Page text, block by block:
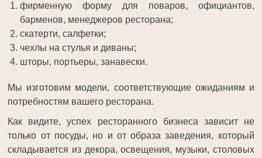
фирменную форму для поваров, официантов,
барменов, менеджеров ресторана;
скатерти, салфетки;
чехлы на стулья и диваны;
шторы, портьеры, занавески.
Мы изготовим модели, соответствующие ожиданиям и
потребностям вашего ресторана.
Как видите, успех ресторанного бизнеса зависит не
только от посуды, но и от образа заведения, который
складывается из декора, освещения, музыки, столовых